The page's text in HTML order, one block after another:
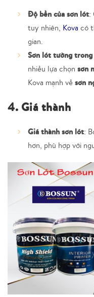
Độ bền của sơn lót:
tuy nhiên, Kova có
gian.
Sơn lót tường trong
nhiều lựa chọn sơn
Kova mạnh về sơn
4. Giá thành
Giá thành sơn lót:
hơn, phù hợp với